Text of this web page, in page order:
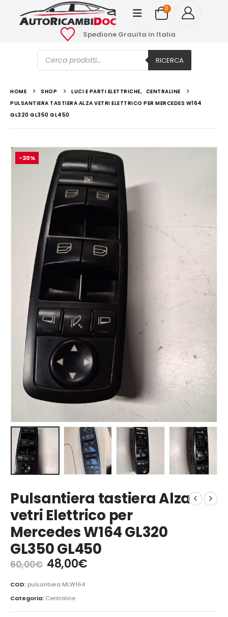
0
Spedione Grauita in Italia
Ricerca
prodotti RICERCA
HOME SHOP LUCI E PARTI ELETTRICHE, CENTRALINE
PULSANTIERA TASTIERA ALZA VETRI ELETTRICO PER MERCEDES W164
GL320 GL350 GL450
-20%
Pulsantiera tastiera Alza
vetri Elettrico per
Mercedes W164 GL320
GL350 GL450
60,00€ Il
prezzo
originale
era:
60,00€.
48,00€Il
48,00€.
COD: pulsantiera MLW164
Categoria: Centraline